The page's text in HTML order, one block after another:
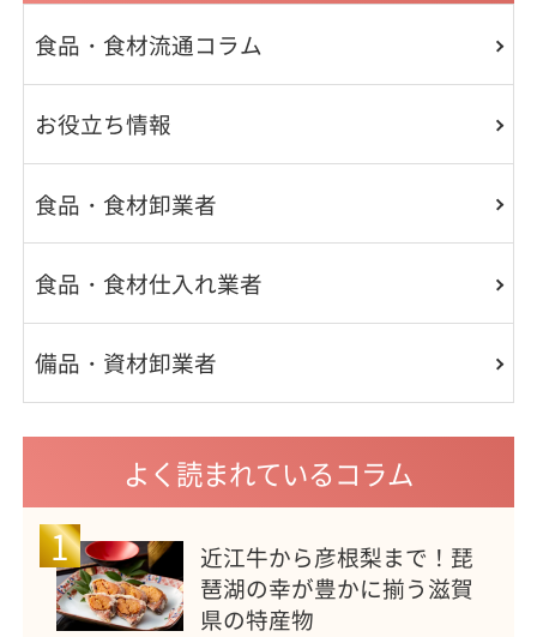
食品・食材流通コラム
お役立ち情報
食品・食材卸業者
食品・食材仕入れ業者
備品・資材卸業者
よく読まれているコラム
1
近江牛から彦根梨まで！琵
琶湖の幸が豊かに揃う滋賀
県の特産物